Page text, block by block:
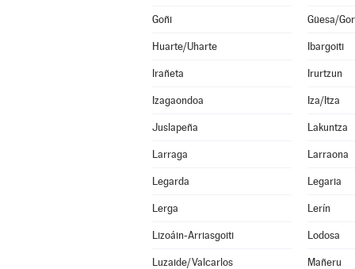
Goñi Güesa/
Huarte/Uharte Ibargoiti
Irañeta Irurtzun
Izagaondoa Iza/Itza
Juslapeña Lakuntza
Larraga Larraona
Legarda Legaria
Lerga Lerín
Lizoáin-Arriasgoiti Lodosa
Luzaide/Valcarlos Mañeru